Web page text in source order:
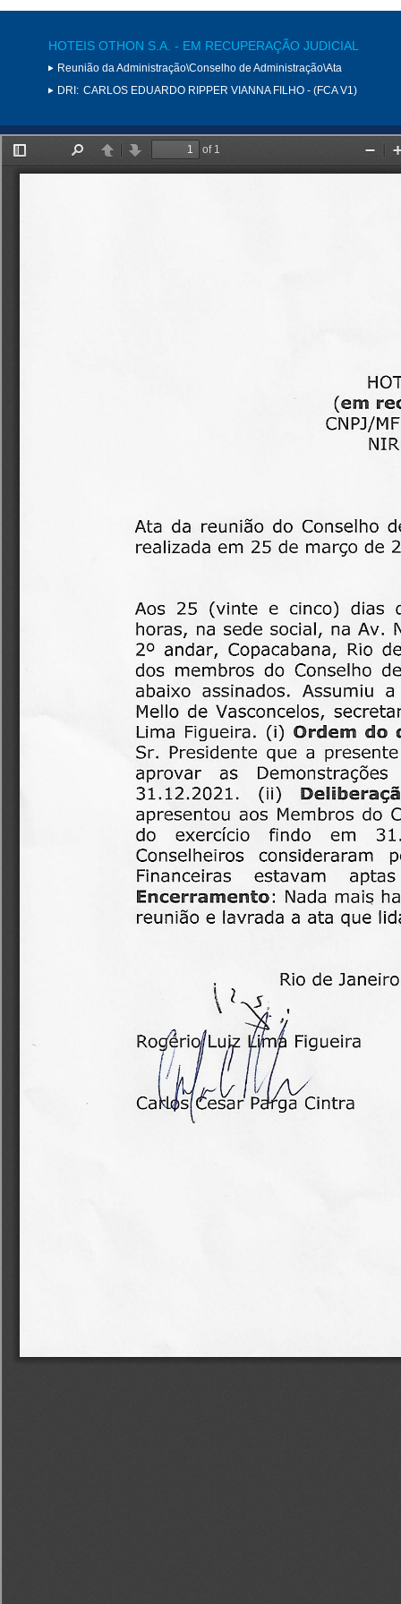
HOTEIS OTHON S.A. - EM RECUPERAÇÃO JUDICIAL
Reunião da Administração\Conselho de Administração\Ata
DRI: CARLOS EDUARDO RIPPER VIANNA FILHO - (FCA V1)